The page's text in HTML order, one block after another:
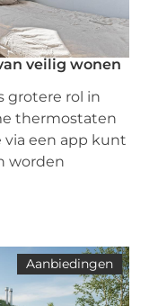
veilig wonen
grotere rol in
thermostaten
via een app kunt
worden
Aanbiedingen